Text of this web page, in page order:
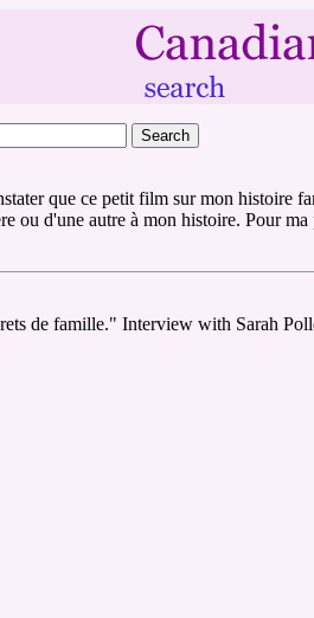
que ce petit film sur mon histoire
ou d'une autre à mon histoire. Pour
de famille." Interview with Sarah